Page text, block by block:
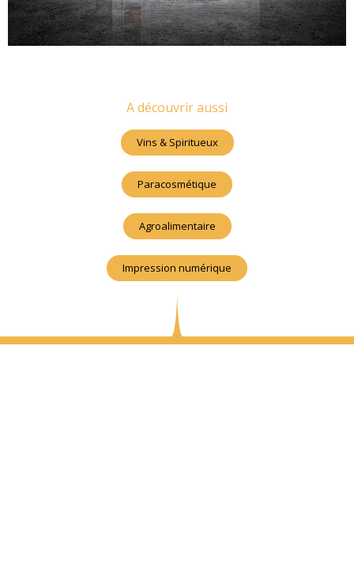
A découvrir aussi
Vins & Spiritueux
Paracosmétique
Agroalimentaire
Impression numérique